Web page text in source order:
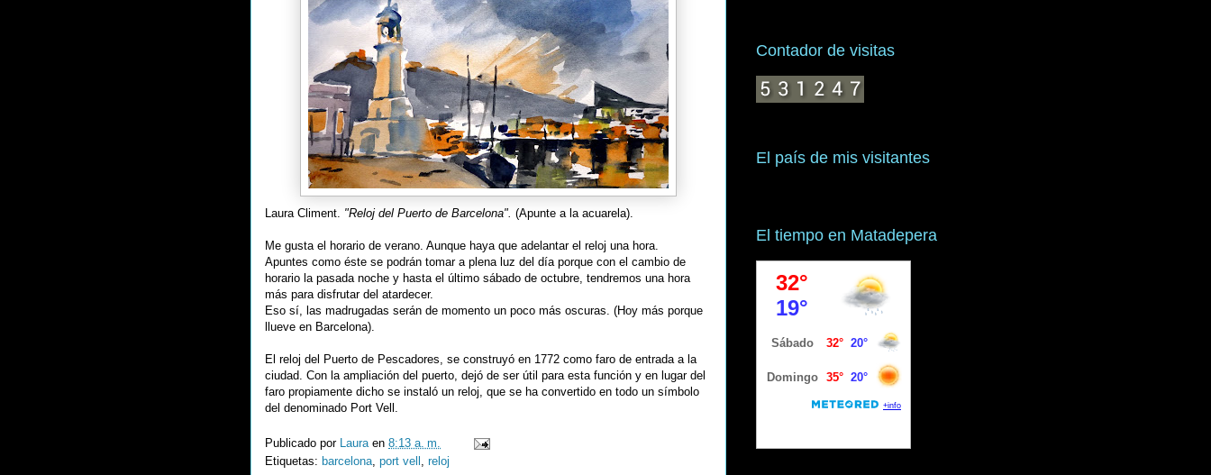
Laura Climent. "Reloj del Puerto de Barcelona". (Apunte a la acuarela).
Me gusta el horario de verano. Aunque haya que adelantar el reloj una hora.
Apuntes como éste se podrán tomar a plena luz del día porque con el cambio de
horario la pasada noche y hasta el último sábado de octubre, tendremos una hora
más para disfrutar del atardecer.
Eso sí, las madrugadas serán de momento un poco más oscuras. (Hoy más porque
llueve en Barcelona).
El reloj del Puerto de Pescadores, se construyó en 1772 como faro de entrada a la
ciudad. Con la ampliación del puerto, dejó de ser útil para esta función y en lugar del
faro propiamente dicho se instaló un reloj, que se ha convertido en todo un símbolo
del denominado Port Vell.
Publicado por Laura en 8:13 a. m.
Etiquetas: barcelona port vell reloj
Contador de visitas
El país de mis visitantes
El tiempo en Matadepera